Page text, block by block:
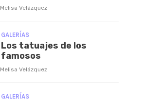
Melisa Velázquez
GALERÍAS
Los tatuajes de los
famosos
Melisa Velázquez
GALERÍAS